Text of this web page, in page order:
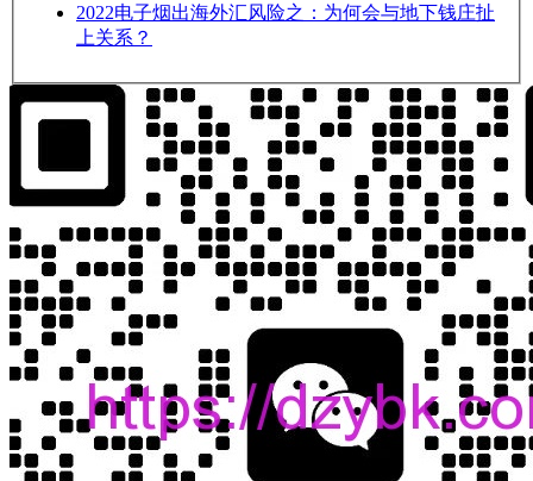
2022电子烟出海外汇风险之：为何会与地下钱庄扯
上关系？